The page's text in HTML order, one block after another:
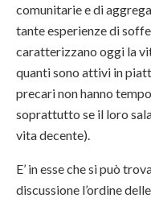
comunitarie e di
tante esperienze di
caratterizzano oggi la
quanti sono attivi in
precari non hanno
soprattutto se il loro
vita decente).
E’ in esse che si può
discussione l’ordine